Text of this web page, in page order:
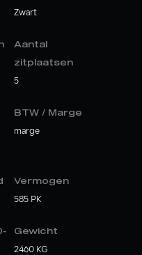
Zwart
Aantal
zitplaatsen
5
BTW / Marge
marge
Vermogen
585 PK
Gewicht
2460 KG